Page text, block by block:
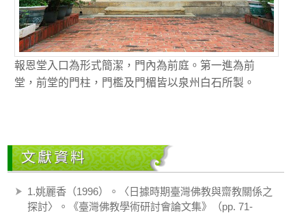
報恩堂入口為形式簡潔，門內為前庭。第一進為前
堂，前堂的門柱，門檻及門楣皆以泉州白石所製。
文獻資料
1.姚麗香（1996）。〈日據時期臺灣佛教與齋教關係之
探討〉。《臺灣佛教學術研討會論文集》（pp. 71-